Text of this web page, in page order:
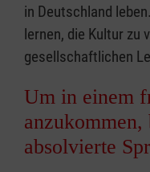
in Deutschland
lernen, die Kultur zu
gesellschaftlichen
Um in einem
anzukommen,
absolvierte